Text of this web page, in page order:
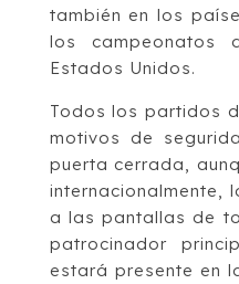
también en los
los campeonatos
Estados Unidos.
Todos los partidos
motivos de
puerta cerrada,
internacionalmente,
a las pantallas de
patrocinador
estará presente en